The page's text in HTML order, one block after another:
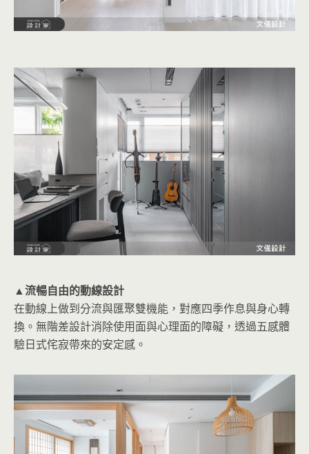
▲流暢自由的動線設計
在動線上做到分流與匯聚雙機能，對應四季作息與身心轉
換。無階差設計消除使用面與心理面的障礙，透過五感體
驗日式侘寂帶來的安定感。